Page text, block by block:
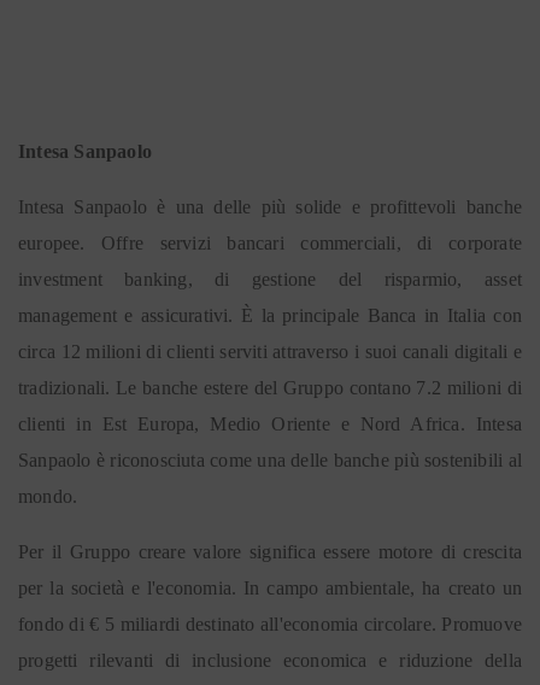
Intesa Sanpaolo
Intesa Sanpaolo è una delle più solide e profittevoli banche
europee. Offre servizi bancari commerciali, di corporate
investment banking, di gestione del risparmio, asset
management e assicurativi. È la principale Banca in Italia con
circa 12 milioni di clienti serviti attraverso i suoi canali digitali e
tradizionali. Le banche estere del Gruppo contano 7.2 milioni di
clienti in Est Europa, Medio Oriente e Nord Africa. Intesa
Sanpaolo è riconosciuta come una delle banche più sostenibili al
mondo.
Per il Gruppo creare valore significa essere motore di crescita
per la società e l'economia. In campo ambientale, ha creato un
fondo di € 5 miliardi destinato all'economia circolare. Promuove
progetti rilevanti di inclusione economica e riduzione della